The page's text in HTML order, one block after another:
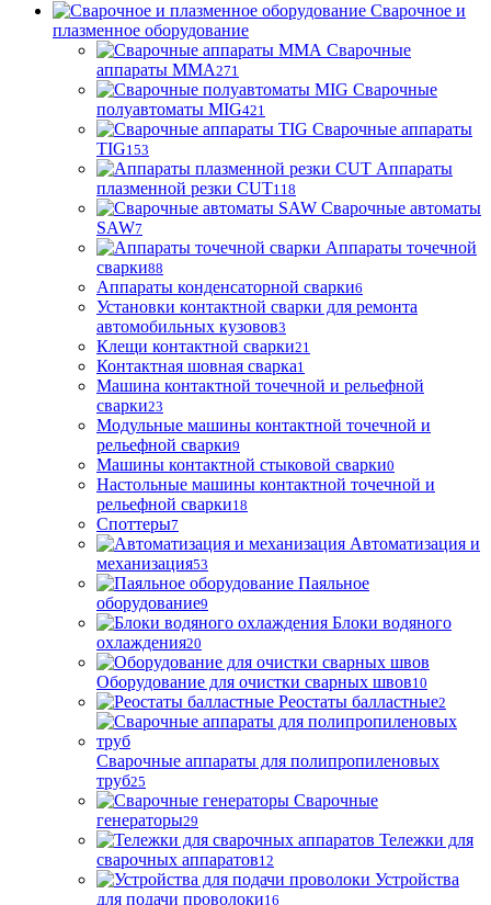
Сварочное и
плазменное оборудование
Сварочные
аппараты MMA271
Сварочные
полуавтоматы MIG421
Сварочные аппараты
TIG153
Аппараты
плазменной резки CUT118
Сварочные автоматы
SAW7
Аппараты точечной
сварки88
Аппараты конденсаторной сварки6
Установки контактной сварки для ремонта
автомобильных кузовов3
Клещи контактной сварки21
Контактная шовная сварка1
Машина контактной точечной и рельефной
сварки23
Модульные машины контактной точечной и
рельефной сварки9
Машины контактной стыковой сварки0
Настольные машины контактной точечной и
рельефной сварки18
Споттеры7
Автоматизация и
механизация53
Паяльное
оборудование9
Блоки водяного
охлаждения20
Оборудование для очистки сварных швов10
Реостаты балластные2
Сварочные аппараты для полипропиленовых
труб25
Сварочные
генераторы29
Тележки для
сварочных аппаратов12
Устройства
для подачи проволоки16